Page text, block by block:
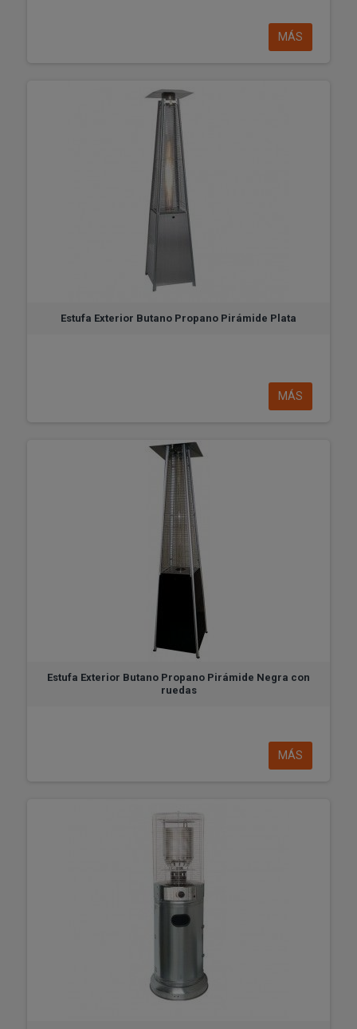
MÁS
Estufa Exterior Butano Propano Pirámide Plata
MÁS
Estufa Exterior Butano Propano Pirámide Negra con
ruedas
MÁS